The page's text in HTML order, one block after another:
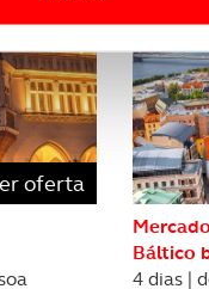
lhe proporcionar
de análise, com
com o seu
sua experiência de
oferta
Báltico
4 dias |